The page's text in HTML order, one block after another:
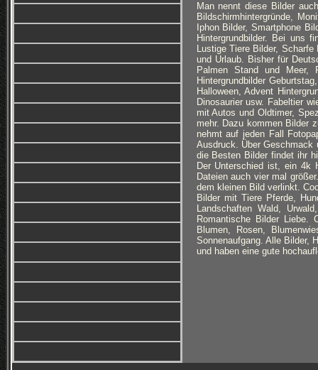
Man nennt diese Bilder
Bildschirmhintergründe,
Iphon Bilder, Smartphone
Hintergrundbilder. Bei uns
Lustige Tiere Bilder,
und Urlaub. Bisher für
Palmen Stand und Meer,
Hintergrundbilder
Halloween, Advent
Dinosaurier usw. Fabeltier
mit Autos und Oldtimer,
mehr. Dazu kommen Bilder
nehmt auf jeden Fall
Ausdruck. Über Geschmack
die Besten Bilder findet ihr
Der Unterschied ist, ein 4k
Dateien auch vier mal
dem kleinen Bild verlinkt.
Bilder mit Tiere Pferde,
Landschaften Wald,
Romantische Bilder Liebe.
Blumen, Rosen,
Sonnenaufgang. Alle Bilder,
und haben eine gute